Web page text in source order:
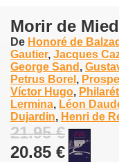
Morir de
De Honoré de
Gautier, Jacques
George Sand ,
Petrus Borel ,
Víctor Hugo,
Lermina, Léon
Dujardin, Henri de
21.95 €
20.85 €